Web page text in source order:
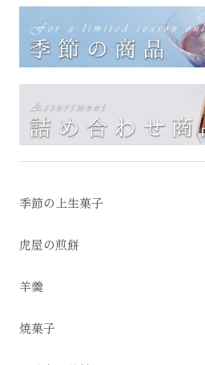
季節の上生菓子
虎屋の煎餅
羊羹
焼菓子